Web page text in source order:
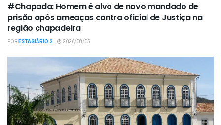
#Chapada: Homem é alvo de novo mandado de
prisão após ameaças contra oficial de Justiça na
região chapadeira
PORESTAGIÁRIO 2 2026/08/05